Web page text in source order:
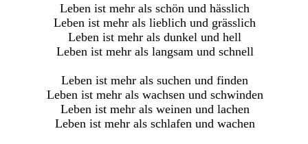
Leben ist mehr als schön und hässlich
Leben ist mehr als lieblich und grässlich
Leben ist mehr als dunkel und hell
Leben ist mehr als langsam und schnell
Leben ist mehr als suchen und finden
Leben ist mehr als wachsen und schwinden
Leben ist mehr als weinen und lachen
Leben ist mehr als schlafen und wachen